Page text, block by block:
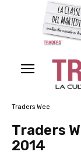
Traders Wee
Traders
2014